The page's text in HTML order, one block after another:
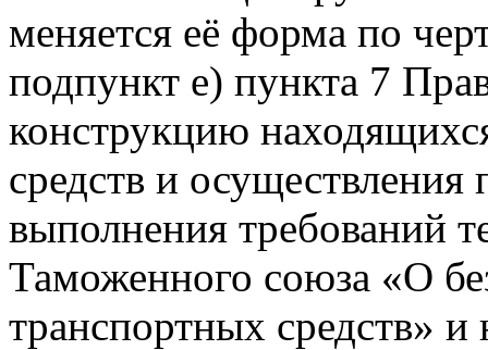
меняется её форма по
подпункт е) пункта 7
конструкцию
средств и
выполнения требований
Таможенного союза «О
транспортных средств»